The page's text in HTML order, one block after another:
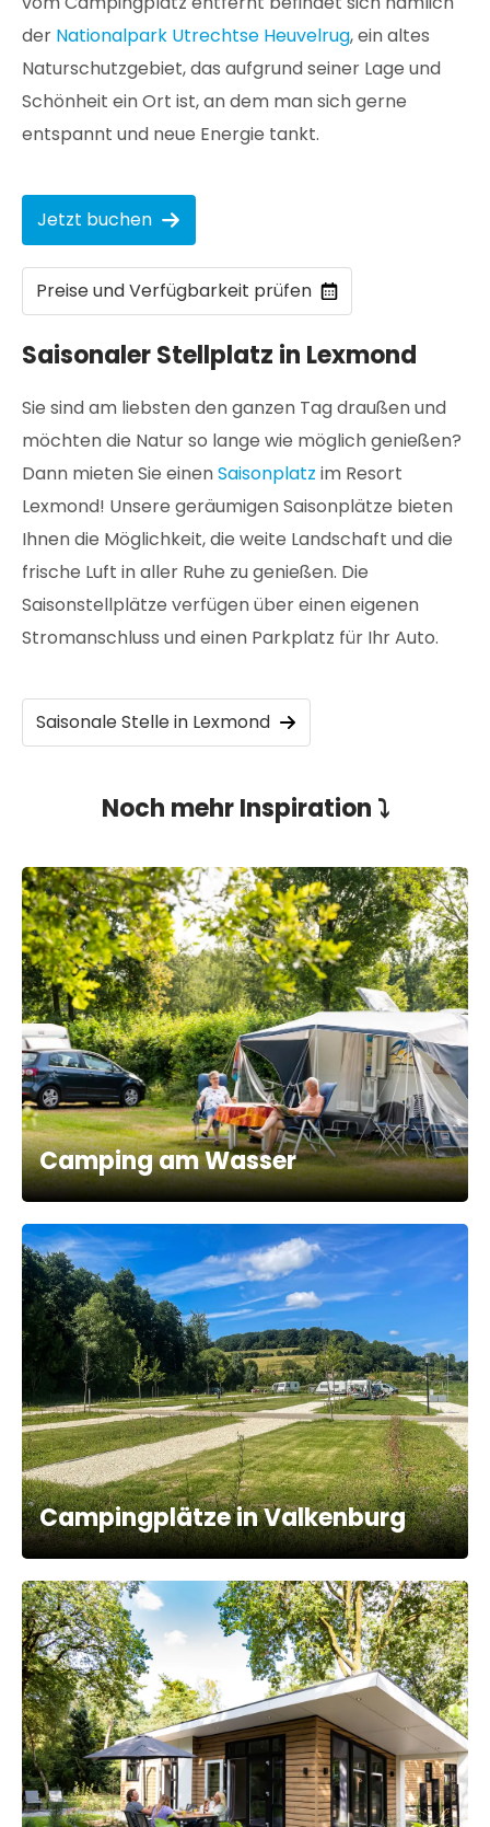
der Nationalpark Utrechtse Heuvelrug, ein altes
Naturschutzgebiet, das aufgrund seiner Lage und
Schönheit ein Ort ist, an dem man sich gerne
entspannt und neue Energie tankt.
Jetzt buchen
Preise und Verfügbarkeit prüfen
Saisonaler Stellplatz in Lexmond
Sie sind am liebsten den ganzen Tag draußen und
möchten die Natur so lange wie möglich genießen?
Dann mieten Sie einenSaisonplatz im Resort
Lexmond! Unsere geräumigen Saisonplätze bieten
Ihnen die Möglichkeit, die weite Landschaft und die
frische Luft in aller Ruhe zu genießen. Die
Saisonstellplätze verfügen über einen eigenen
Stromanschluss und einen Parkplatz für Ihr Auto.
Saisonale Stelle in Lexmond
Noch mehr Inspiration ⤵
Camping am Wasser
Campingplätze in Valkenburg